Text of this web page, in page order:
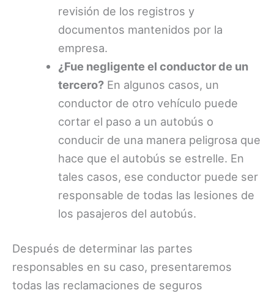
revisión de los registros y
documentos mantenidos por la
empresa.
¿Fue negligente el conductor de un
tercero?En algunos casos, un
conductor de otro vehículo puede
cortar el paso a un autobús o
conducir de una manera peligrosa que
hace que el autobús se estrelle. En
tales casos, ese conductor puede ser
responsable de todas las lesiones de
los pasajeros del autobús.
Después de determinar las partes
responsables en su caso, presentaremos
todas las reclamaciones de seguros